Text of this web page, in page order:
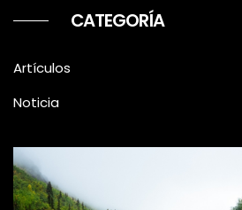
CATEGORÍA
Artículos
Noticia